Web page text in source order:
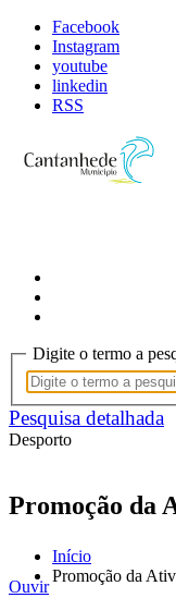
Facebook
Instagram
youtube
linkedin
RSS
Digite o termo a
Pesquisa detalhada
Desporto
Promoção da
Início
Promoção da
Ouvir